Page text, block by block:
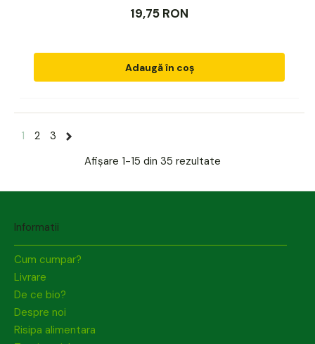
19,75 RON
Adaugă în coș
1 2
3
Afișare 1-15 din 35 rezultate
Informatii
Cum cumpar?
Livrare
De ce bio?
Despre noi
Risipa alimentara